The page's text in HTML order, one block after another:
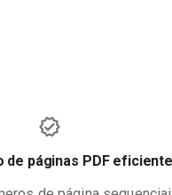
de páginas PDF eficiente